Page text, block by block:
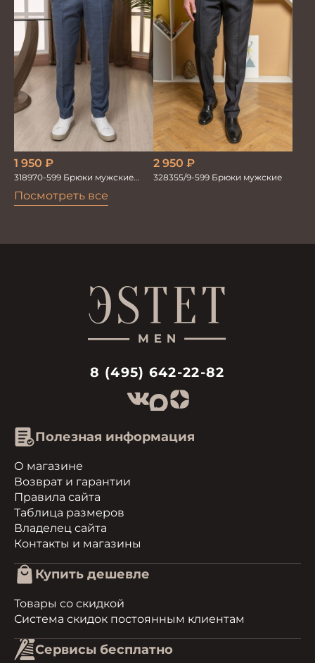
Посмотреть все
1 950 ₽
318970-599 Брюки мужские
серо-голубые
2 950 ₽
328355/9-599 Брюки мужские
8 (495) 642-22-82
Полезная информация
О магазине
Возврат и гарантии
Правила сайта
Таблица размеров
Владелец сайта
Контакты и магазины
Купить дешевле
Товары со скидкой
Система скидок постоянным клиентам
Сервисы бесплатно